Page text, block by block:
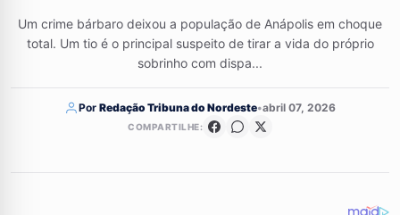
Um crime bárbaro deixou a população de Anápolis em choque
total. Um tio é o principal suspeito de tirar a vida do próprio
sobrinho com dispa...
Por Redação Tribuna do Nordeste•abril 07, 2026
COMPARTILHE: